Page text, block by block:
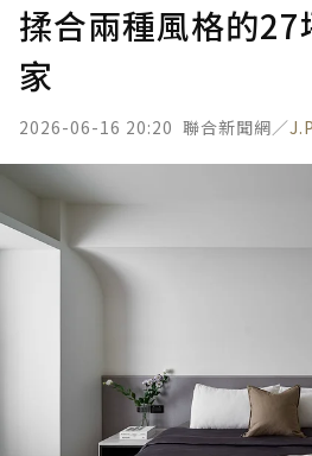
揉合兩種風格的27
家
2026-06-16 20:20 聯合新聞網／